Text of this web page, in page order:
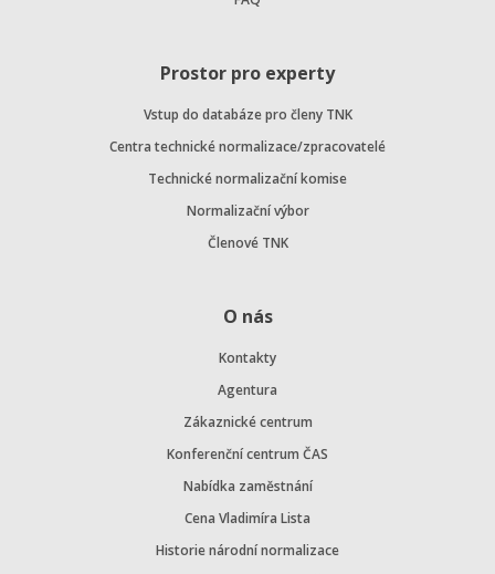
Prostor pro experty
Vstup do databáze pro členy TNK
Centra technické normalizace/zpracovatelé
Technické normalizační komise
Normalizační výbor
Členové TNK
O nás
Kontakty
Agentura
Zákaznické centrum
Konferenční centrum ČAS
Nabídka zaměstnání
Cena Vladimíra Lista
Historie národní normalizace